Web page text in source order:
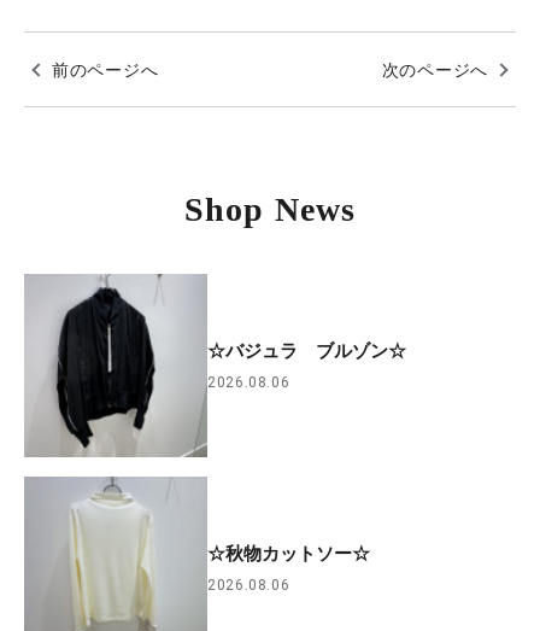
前のページへ 次のページへ
Shop News
☆バジュラ ブルゾン☆
2026.08.06
☆秋物カットソー☆
2026.08.06